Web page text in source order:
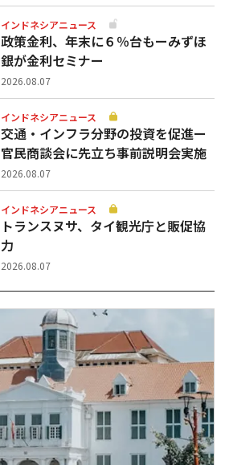
インドネシアニュース
政策金利、年末に６％台もーみずほ
銀が金利セミナー
2026.08.07
インドネシアニュース
交通・インフラ分野の投資を促進ー
官民商談会に先立ち事前説明会実施
2026.08.07
インドネシアニュース
トランスヌサ、タイ観光庁と販促協
力
2026.08.07